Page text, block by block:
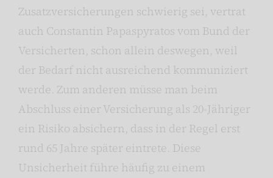
Zusatzversicherungen schwierig sei, vertrat
auch Constantin Papaspyratos vom Bund der
Versicherten, schon allein deswegen, weil
der Bedarf nicht ausreichend kommuniziert
werde. Zum anderen müsse man beim
Abschluss einer Versicherung als 20-Jähriger
ein Risiko absichern, dass in der Regel erst
rund 65 Jahre später eintrete. Diese
Unsicherheit führe häufig zu einem